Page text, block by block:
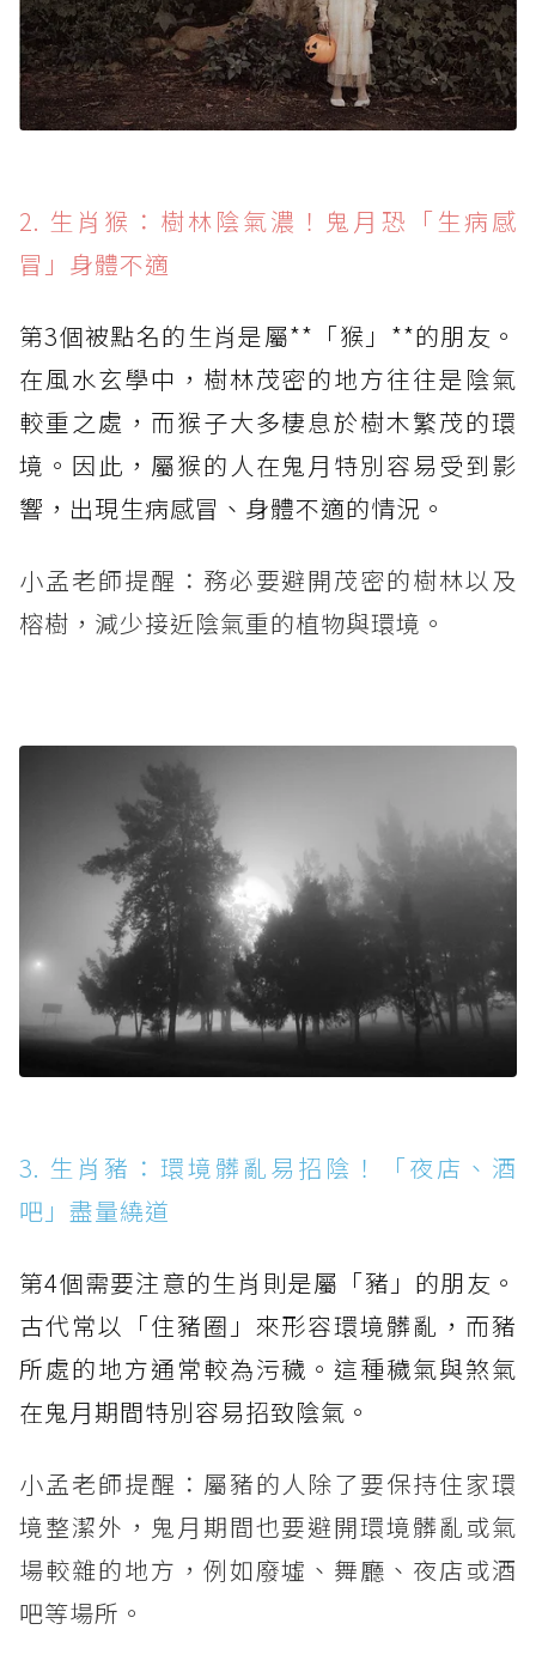
2. 生肖猴：樹林陰氣濃！鬼月恐「生病感
冒」身體不適
第3個被點名的生肖是屬**「猴」**的朋友。
在風水玄學中，樹林茂密的地方往往是陰氣
較重之處，而猴子大多棲息於樹木繁茂的環
境。因此，屬猴的人在鬼月特別容易受到影
響，出現生病感冒、身體不適的情況。
小孟老師提醒：務必要避開茂密的樹林以及
榕樹，減少接近陰氣重的植物與環境。
3. 生肖豬：環境髒亂易招陰！「夜店、酒
吧」盡量繞道
第4個需要注意的生肖則是屬「豬」的朋友。
古代常以「住豬圈」來形容環境髒亂，而豬
所處的地方通常較為污穢。這種穢氣與煞氣
在鬼月期間特別容易招致陰氣。
小孟老師提醒：屬豬的人除了要保持住家環
境整潔外，鬼月期間也要避開環境髒亂或氣
場較雜的地方，例如廢墟、舞廳、夜店或酒
吧等場所。